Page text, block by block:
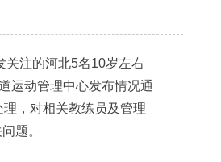
注的河北5名10岁左右
运动管理中心发布情况通
，对相关教练员及管理
题。